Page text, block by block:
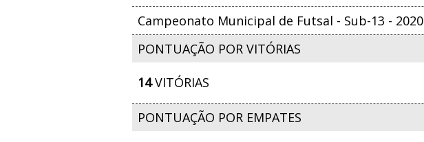
Campeonato Municipal de Futsal - Sub-13 - 2020
PONTUAÇÃO POR VITÓRIAS
14VITÓRIAS
PONTUAÇÃO POR EMPATES